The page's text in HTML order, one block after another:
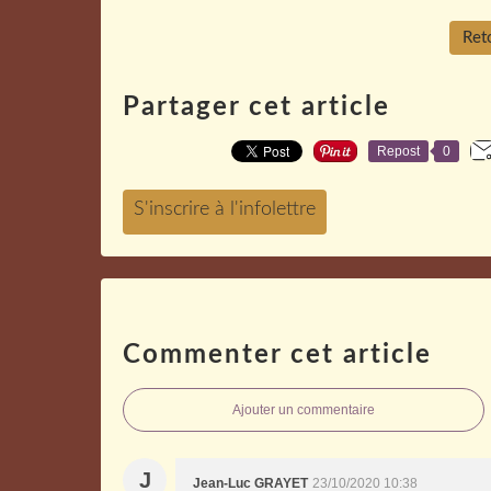
Partager cet article
Repost 0
Commenter cet article
Ajouter un commentaire
J Jean-Luc GRAYET 23/10/2020 10:38